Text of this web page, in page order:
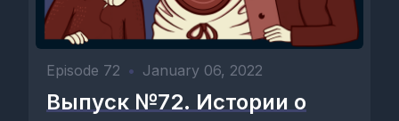
Episode 72 • January 06, 2022
Выпуск №72. Истории о